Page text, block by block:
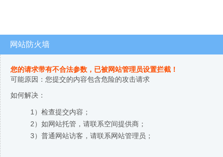
网站防火墙
您的请求带有不合法参数，已被网站管理员设置拦截！
可能原因：您提交的内容包含危险的攻击请求
如何解决：
1）检查提交内容；
2）如网站托管，请联系空间提供商；
3）普通网站访客，请联系网站管理员；